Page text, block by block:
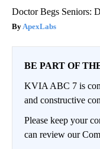
Doctor Begs Seniors:
ApexLabs
BE PART OF
KVIA ABC 7 is
and constructive
Please keep your
can review our